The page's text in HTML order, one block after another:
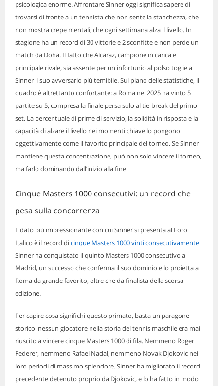
psicologica enorme. Affrontare Sinner oggi significa sapere di
trovarsi di fronte a un tennista che non sente la stanchezza, che
non mostra crepe mentali, che ogni settimana alza il livello. In
stagione ha un record di 30 vittorie e 2 sconfitte e non perde un
match da Doha. Il fatto che Alcaraz, campione in carica e
principale rivale, sia assente per un infortunio al polso toglie a
Sinner il suo avversario più temibile. Sul piano delle statistiche, il
quadro è altrettanto confortante: a Roma nel 2025 ha vinto 5
partite su 5, compresa la finale persa solo al tie-break del primo
set. La percentuale di prime di servizio, la solidità in risposta e la
capacità di alzare il livello nei momenti chiave lo pongono
oggettivamente come il favorito principale del torneo. Se Sinner
mantiene questa concentrazione, può non solo vincere il torneo,
ma farlo dominando dall’inizio alla fine.
Cinque Masters 1000 consecutivi: un record che
pesa sulla concorrenza
Il dato più impressionante con cui Sinner si presenta al Foro
Italico è il record dicinque Masters 1000 vinti consecutivamente.
Sinner ha conquistato il quinto Masters 1000 consecutivo a
Madrid, un successo che conferma il suo dominio e lo proietta a
Roma da grande favorito, oltre che da finalista della scorsa
edizione.
Per capire cosa significhi questo primato, basta un paragone
storico: nessun giocatore nella storia del tennis maschile era mai
riuscito a vincere cinque Masters 1000 di fila. Nemmeno Roger
Federer, nemmeno Rafael Nadal, nemmeno Novak Djokovic nei
loro periodi di massimo splendore. Sinner ha migliorato il record
precedente detenuto proprio da Djokovic, e lo ha fatto in modo